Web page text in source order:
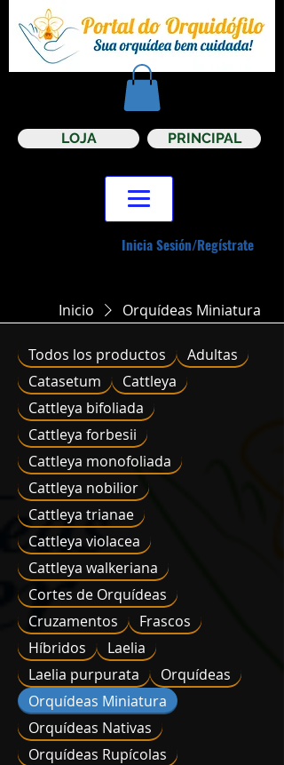
Inicia Sesión/Regístrate
LOJA PRINCIPAL
Inicio Orquídeas Miniatura
Todos los productos
Adultas
Catasetum
Cattleya
Cattleya bifoliada
Cattleya forbesii
Cattleya monofoliada
Cattleya nobilior
Cattleya trianae
Cattleya violacea
Cattleya walkeriana
Cortes de Orquídeas
Cruzamentos
Frascos
Híbridos
Laelia
Laelia purpurata
Orquídeas
Orquídeas Miniatura
Orquídeas Nativas
Orquídeas Rupícolas